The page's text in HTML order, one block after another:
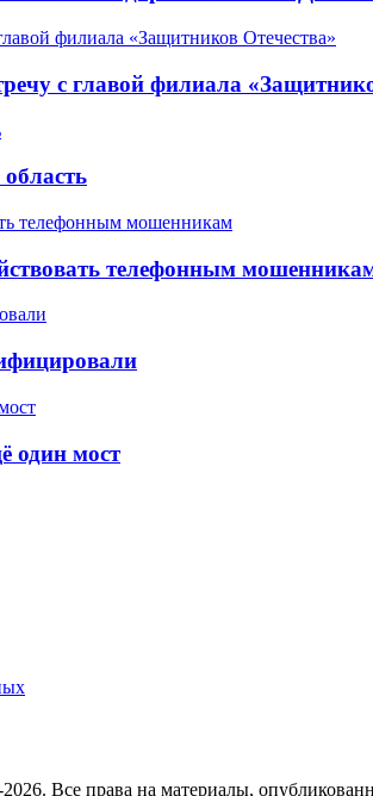
с главой филиала
телефонным
один мост
Все права на материалы,